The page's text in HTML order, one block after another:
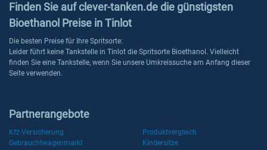
Finden Sie auf clever-tanken.de die günstigsten
Bioethanol Preise in Tinlot
Die besten Preise für Ihre Spritsorte:
Leider führt keine Tankstelle in Tinlot die Spritsorte Bioethanol. Vielleicht
finden Sie eine Tankstelle, wenn Sie unsere Umkreissuche am Anfang dieser
Seite verwenden.
Partnerangebote
Kfz-Versicherung
Produktvergleich
Gebrauchtwagenmarkt
Kindersitze